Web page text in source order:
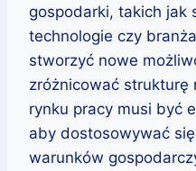
gospodarki, takich jak
technologie czy
stworzyć nowe
zróżnicować strukturę
rynku pracy musi być
aby dostosowywać
warunków